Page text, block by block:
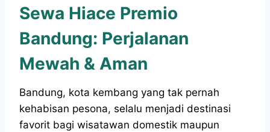
Sewa Hiace Premio
Bandung: Perjalanan
Mewah & Aman
Bandung, kota kembang yang tak pernah
kehabisan pesona, selalu menjadi destinasi
favorit bagi wisatawan domestik maupun